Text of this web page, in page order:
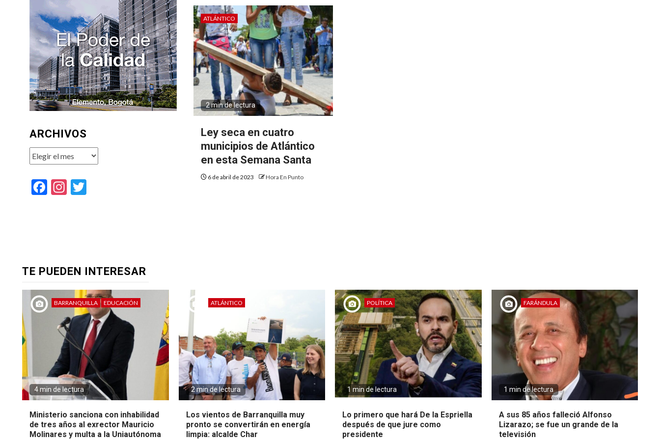
ATLÁNTICO
2 min de lectura
Ley seca en cuatro
municipios de Atlántico
en esta Semana Santa
6 de abril de 2023 Hora En Punto
ARCHIVOS
Archivos
Facebook
Instagram
TE PUEDEN INTERESAR
BARRANQUILLA EDUCACIÓN
4 min de lectura
Ministerio sanciona con inhabilidad
de tres años al exrector Mauricio
Molinares y multa a la Uniautónoma
ATLÁNTICO
2 min de lectura
Los vientos de Barranquilla muy
pronto se convertirán en energía
limpia: alcalde Char
POLÍTICA
1 min de lectura
Lo primero que hará De la Espriella
después de que jure como
presidente
FARÁNDULA
1 min de lectura
A sus 85 años falleció Alfonso
Lizarazo; se fue un grande de la
televisión